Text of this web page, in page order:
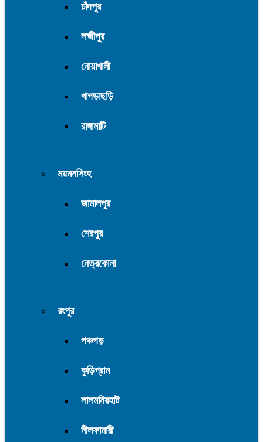
চাঁদপুর
লক্ষ্মীপুর
নোয়াখালী
খাগড়াছড়ি
রাঙ্গামাটি
ময়মনসিংহ
জামালপুর
শেরপুর
নেত্রকোনা
রংপুর
পঞ্চগড়
কুড়িগ্রাম
লালমনিরহাট
নীলফামারী